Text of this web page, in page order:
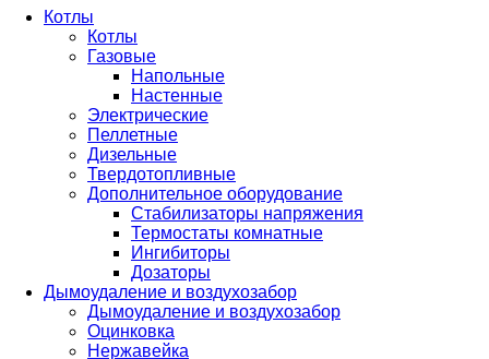
Котлы
Котлы
Газовые
Напольные
Настенные
Электрические
Пеллетные
Дизельные
Твердотопливные
Дополнительное оборудование
Стабилизаторы напряжения
Термостаты комнатные
Ингибиторы
Дозаторы
Дымоудаление и воздухозабор
Дымоудаление и воздухозабор
Оцинковка
Нержавейка